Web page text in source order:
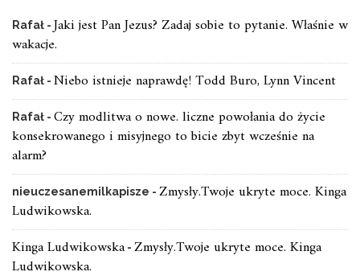
Rafał - Jaki jest Pan Jezus? Zadaj sobie to pytanie. Właśnie w
wakacje.
Rafał - Niebo istnieje naprawdę! Todd Buro, Lynn Vincent
Rafał - Czy modlitwa o nowe. liczne powołania do życie
konsekrowanego i misyjnego to bicie zbyt wcześnie na
alarm?
nieuczesanemilkapisze - Zmysły.Twoje ukryte moce. Kinga
Ludwikowska.
Kinga Ludwikowska - Zmysły.Twoje ukryte moce. Kinga
Ludwikowska.